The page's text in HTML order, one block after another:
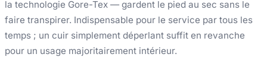
la technologie Gore-Tex — gardent le pied au sec sans le
faire transpirer. Indispensable pour le service par tous les
temps ; un cuir simplement déperlant suffit en revanche
pour un usage majoritairement intérieur.